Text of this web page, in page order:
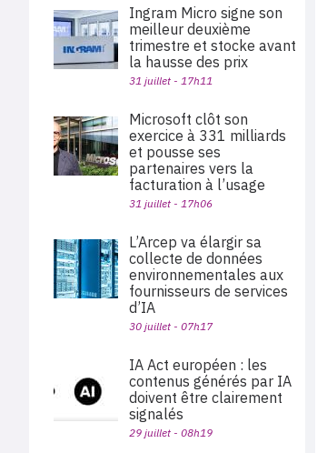
Ingram Micro signe son
meilleur deuxième
trimestre et stocke avant
la hausse des prix
31 juillet - 17h11
Microsoft clôt son
exercice à 331 milliards
et pousse ses
partenaires vers la
facturation à l’usage
31 juillet - 17h06
L’Arcep va élargir sa
collecte de données
environnementales aux
fournisseurs de services
d’IA
30 juillet - 07h17
IA Act européen : les
contenus générés par IA
doivent être clairement
signalés
29 juillet - 08h19